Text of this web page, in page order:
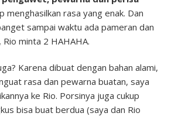
menghasilkan rasa yang enak. Dan
sampai waktu ada pameran dan
minta 2 HAHAHA.
Karena dibuat dengan bahan alami,
rasa dan pewarna buatan, saya
ke Rio. Porsinya juga cukup
bisa buat berdua (saya dan Rio